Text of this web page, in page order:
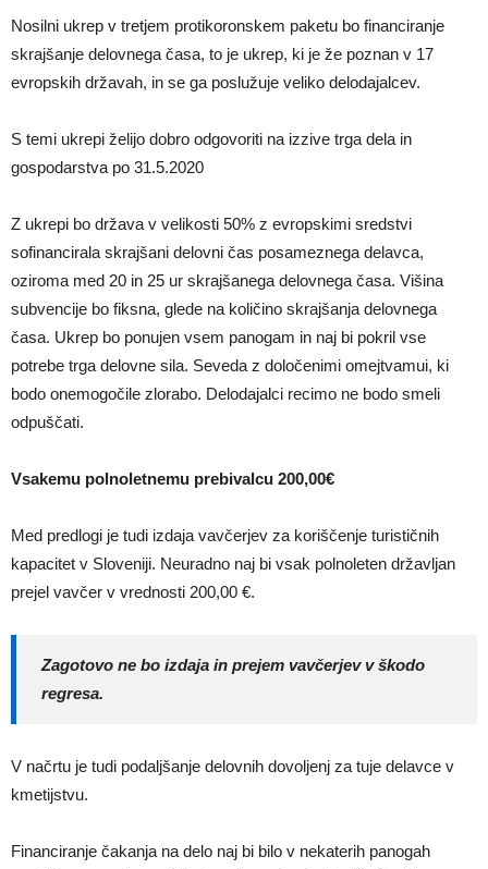
Nosilni ukrep v tretjem protikoronskem paketu bo financiranje
skrajšanje delovnega časa, to je ukrep, ki je že poznan v 17
evropskih državah, in se ga poslužuje veliko delodajalcev.
S temi ukrepi želijo dobro odgovoriti na izzive trga dela in
gospodarstva po 31.5.2020
Z ukrepi bo država v velikosti 50% z evropskimi sredstvi
sofinancirala skrajšani delovni čas posameznega delavca,
oziroma med 20 in 25 ur skrajšanega delovnega časa. Višina
subvencije bo fiksna, glede na količino skrajšanja delovnega
časa. Ukrep bo ponujen vsem panogam in naj bi pokril vse
potrebe trga delovne sila. Seveda z določenimi omejtvamui, ki
bodo onemogočile zlorabo. Delodajalci recimo ne bodo smeli
odpuščati.
Vsakemu polnoletnemu prebivalcu 200,00€
Med predlogi je tudi izdaja vavčerjev za koriščenje turističnih
kapacitet v Sloveniji. Neuradno naj bi vsak polnoleten državljan
prejel vavčer v vrednosti 200,00 €.
Zagotovo ne bo izdaja in prejem vavčerjev v škodo
regresa.
V načrtu je tudi podaljšanje delovnih dovoljenj za tuje delavce v
kmetijstvu.
Financiranje čakanja na delo naj bi bilo v nekaterih panogah